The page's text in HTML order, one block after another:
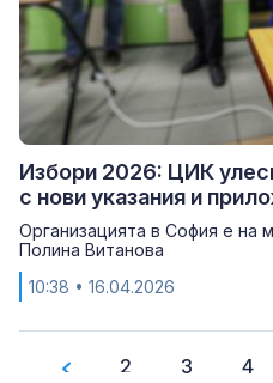
Избори 2026: ЦИК
с нови указания и
Организацията в София е на
Полина Витанова
10:38 • 16.04.2026
2 3 4